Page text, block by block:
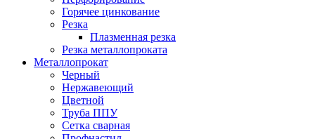
Горячее цинкование
Резка
Плазменная резка
Резка металлопроката
Металлопрокат
Черный
Нержавеющий
Цветной
Труба ППУ
Сетка сварная